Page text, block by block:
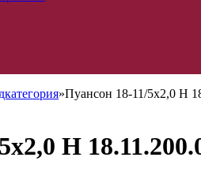
»Пуансон 18-11/5х2,0 Н
Н